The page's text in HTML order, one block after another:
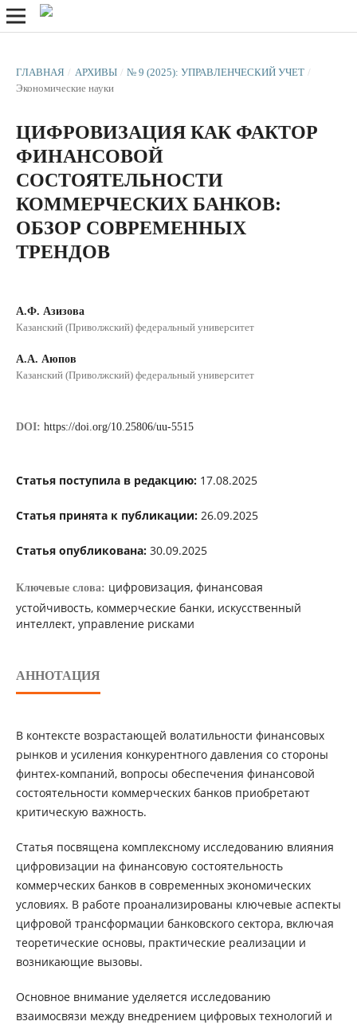
ГЛАВНАЯ / АРХИВЫ / № 9 (2025): УПРАВЛЕНЧЕСКИЙ УЧЕТ /
Экономические науки
ЦИФРОВИЗАЦИЯ КАК ФАКТОР
ФИНАНСОВОЙ
СОСТОЯТЕЛЬНОСТИ
КОММЕРЧЕСКИХ БАНКОВ:
ОБЗОР СОВРЕМЕННЫХ
ТРЕНДОВ
А.Ф. Азизова
Казанский (Приволжский) федеральный университет
А.А. Аюпов
Казанский (Приволжский) федеральный университет
DOI: https://doi.org/10.25806/uu-5515
Статья поступила в редакцию:17.08.2025
Статья принята к публикации:26.09.2025
Статья опубликована:30.09.2025
Ключевые слова: цифровизация, финансовая
устойчивость, коммерческие банки, искусственный
интеллект, управление рисками
АННОТАЦИЯ
В контексте возрастающей волатильности финансовых
рынков и усиления конкурентного давления со стороны
финтех-компаний, вопросы обеспечения финансовой
состоятельности коммерческих банков приобретают
критическую важность.
Статья посвящена комплексному исследованию влияния
цифровизации на финансовую состоятельность
коммерческих банков в современных экономических
условиях. В работе проанализированы ключевые аспекты
цифровой трансформации банковского сектора, включая
теоретические основы, практические реализации и
возникающие вызовы.
Основное внимание уделяется исследованию
взаимосвязи между внедрением цифровых технологий и